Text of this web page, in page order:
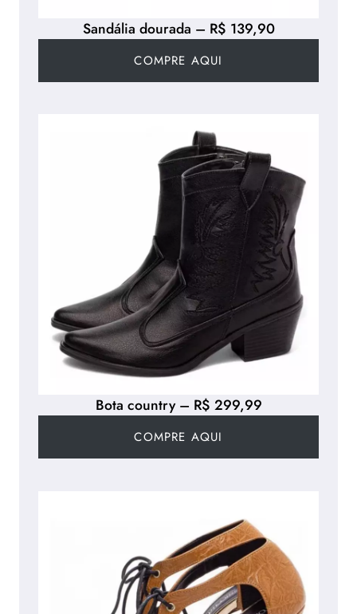
Sandália dourada – R$ 139,90
COMPRE AQUI
Bota country – R$ 299,99
COMPRE AQUI